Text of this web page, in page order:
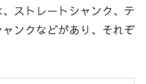
ストレートシャンク、テ
ンクなどがあり、それぞ